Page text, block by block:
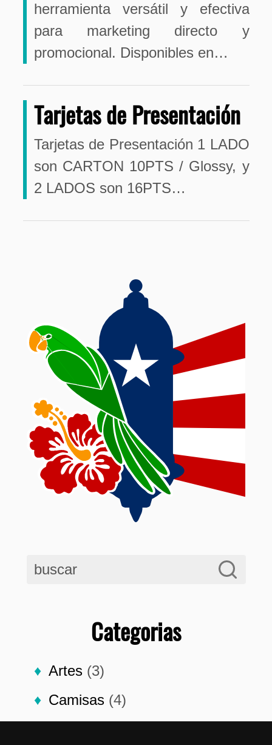
Categorias
Artes(3)
Camisas(4)
herramienta versátil y efectiva
para marketing directo y
promocional. Disponibles en…
Tarjetas de Presentación
Tarjetas de Presentación 1 LADO
son CARTON 10PTS / Glossy, y
2 LADOS son 16PTS…